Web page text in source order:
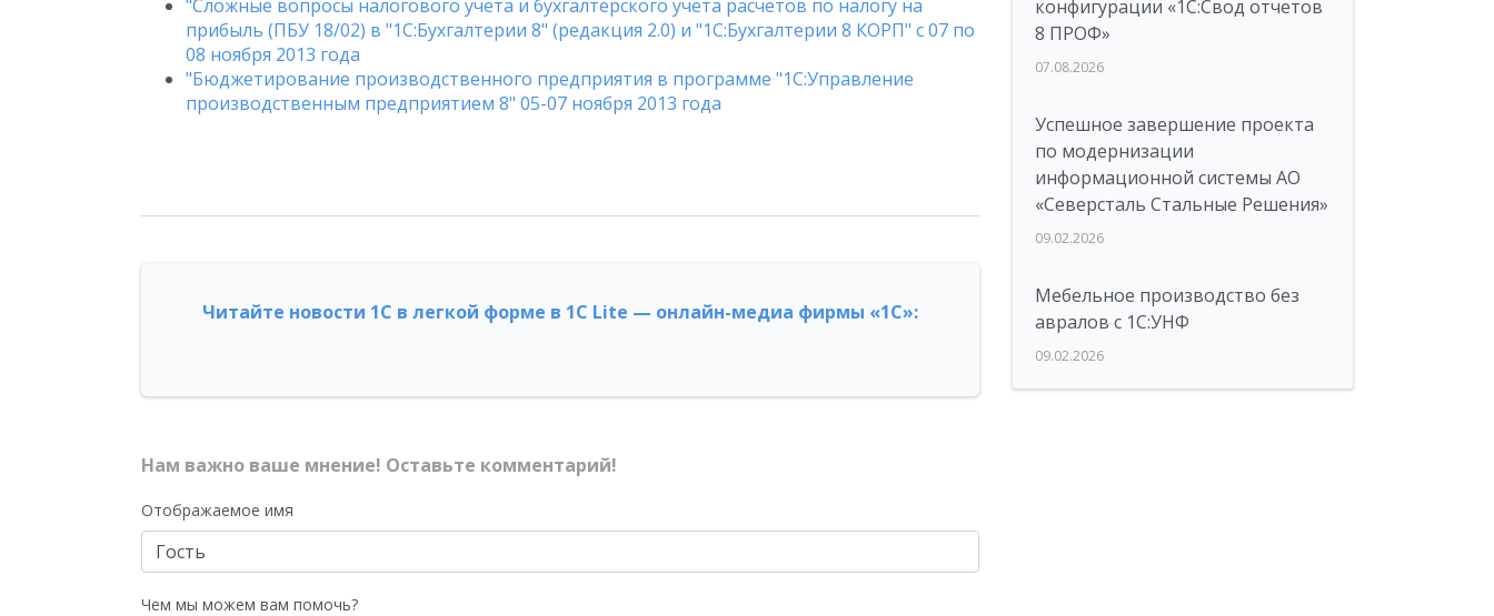
"Сложные вопросы налогового учета и бухгалтерского учета расчетов по налогу на
прибыль (ПБУ 18/02) в "1С:Бухгалтерии 8" (редакция 2.0) и "1С:Бухгалтерии 8 КОРП" с 07 по
08 ноября 2013 года
"Бюджетирование производственного предприятия в программе "1С:Управление
производственным предприятием 8" 05-07 ноября 2013 года
Читайте новости 1С в легкой форме в 1С Lite — онлайн-медиа фирмы «1С»:
Нам важно ваше мнение! Оставьте комментарий!
Отображаемое имя
Чем мы можем вам помочь?
конфигурации «1C:Свод отчетов
8 ПРОФ»
07.08.2026
Успешное завершение проекта
по модернизации
информационной системы АО
«Северсталь Стальные Решения»
09.02.2026
Мебельное производство без
авралов с 1С:УНФ
09.02.2026